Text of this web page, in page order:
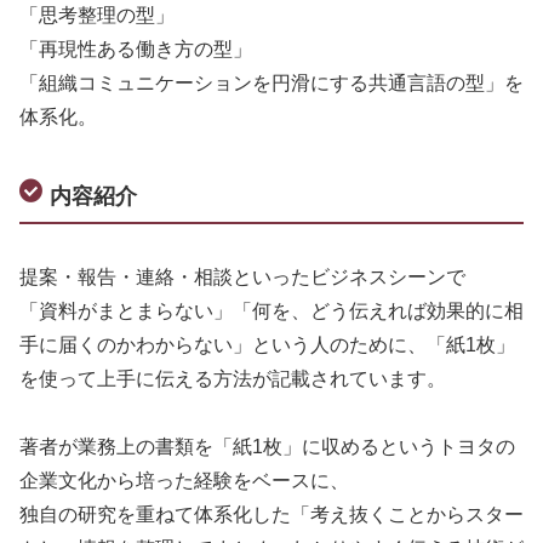
「思考整理の型」
「再現性ある働き方の型」
「組織コミュニケーションを円滑にする共通言語の型」を
体系化。
内容紹介
提案・報告・連絡・相談といったビジネスシーンで
「資料がまとまらない」「何を、どう伝えれば効果的に相
手に届くのかわからない」という人のために、「紙1枚」
を使って上手に伝える方法が記載されています。
著者が業務上の書類を「紙1枚」に収めるというトヨタの
企業文化から培った経験をベースに、
独自の研究を重ねて体系化した「考え抜くことからスター